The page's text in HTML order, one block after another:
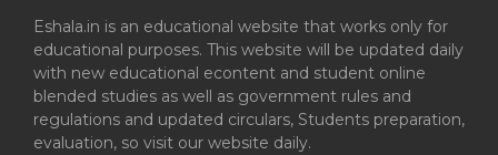
Eshala.in is an educational website that works only for
educational purposes. This website will be updated daily
with new educational econtent and student online
blended studies as well as government rules and
regulations and updated circulars, Students preparation,
evaluation, so visit our website daily.